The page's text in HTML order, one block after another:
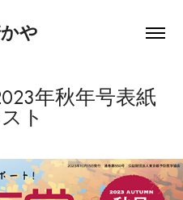
や
年秋年号表紙
ト